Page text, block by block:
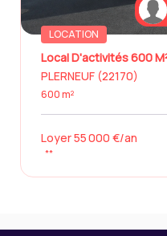
LOCATION
PLERNEUF (22170)
600 m²
Loyer 55 000 €/an
**